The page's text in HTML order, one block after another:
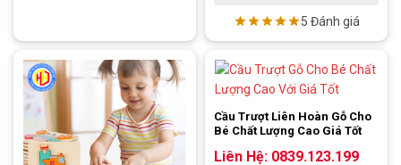
5 Đánh giá
Cầu Trượt Liên Hoàn Gỗ Cho
Bé Chất Lượng Cao Giá Tốt
Liên Hệ: 0839.123.199